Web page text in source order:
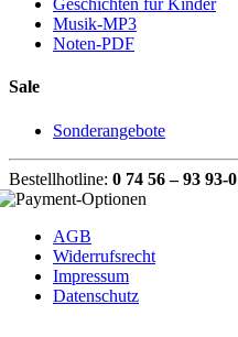
Geschichten für Kinder
Musik-MP3
Noten-PDF
Sale
Sonderangebote
Bestellhotline: 0 74 56 – 93 93-0
AGB
Widerrufsrecht
Impressum
Datenschutz